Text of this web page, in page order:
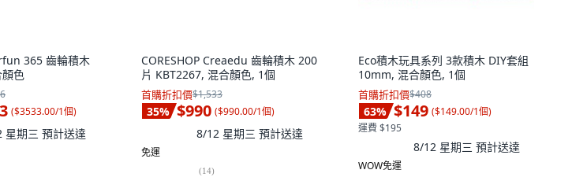
365 齒輪積木
色
($3533.00/1個)
星期三 預計送達
CORESHOP Creaedu 齒輪積木 200
片 KBT2267, 混合顏色, 1個
首購折扣價$1,533
35% $990 ($990.00/1個)
8/12 星期三 預計送達
免運
(14)
Eco積木玩具系列 3款積木 DIY套組
10mm, 混合顏色, 1個
首購折扣價$408
63% $149 ($149.00/1個)
運費 $195
8/12 星期三 預計送達
WOW免運